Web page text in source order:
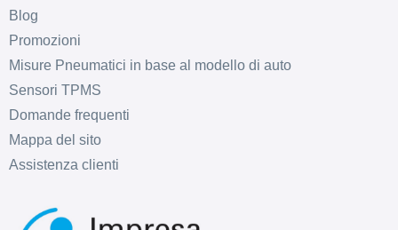
Blog
Promozioni
Misure Pneumatici in base al modello di auto
Sensori TPMS
Domande frequenti
Mappa del sito
Assistenza clienti